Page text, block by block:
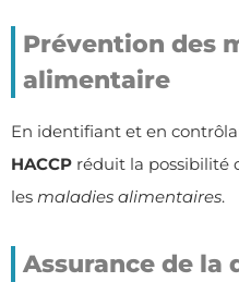
Prévention des
alimentaire
En identifiant et en
HACCP réduit la possibilité
les maladies alimentaires.
Assurance de